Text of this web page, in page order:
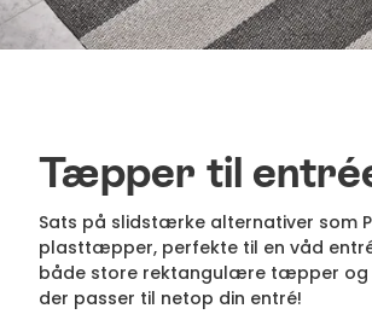
Tæpper til
Sats på slidstærke alternativer som
plasttæpper, perfekte til en våd
både store rektangulære tæpper
der passer til netop din entré!